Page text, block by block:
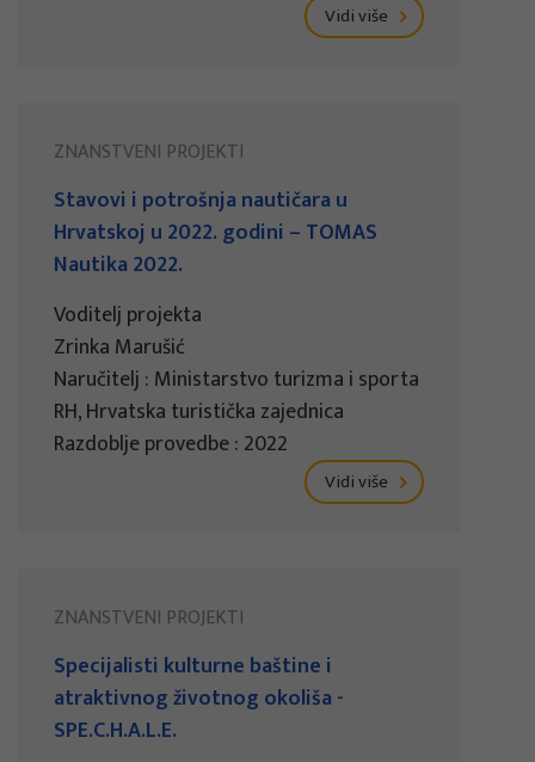
Vidi više
ZNANSTVENI PROJEKTI
Stavovi i potrošnja nautičara u
Hrvatskoj u 2022. godini – TOMAS
Nautika 2022.
Voditelj projekta
Zrinka Marušić
Naručitelj : Ministarstvo turizma i sporta
RH, Hrvatska turistička zajednica
Razdoblje provedbe : 2022
Vidi više
ZNANSTVENI PROJEKTI
Specijalisti kulturne baštine i
atraktivnog životnog okoliša -
SPE.C.H.A.L.E.